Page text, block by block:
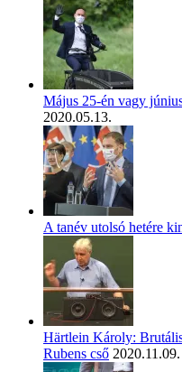
Május 25-én vagy
2020.05.13.
A tanév utolsó hetére
Härtlein Károly:
Rubens cső 2020.11.09.